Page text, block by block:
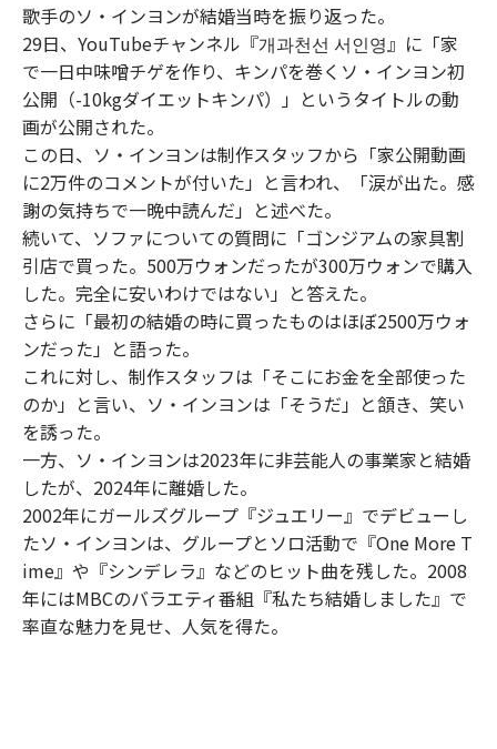
歌手のソ・インヨンが結婚当時を振り返った。
29日、YouTubeチャンネル『개과천선 서인영』に「家
で一日中味噌チゲを作り、キンパを巻くソ・インヨン初
公開（-10kgダイエットキンパ）」というタイトルの動
画が公開された。
この日、ソ・インヨンは制作スタッフから「家公開動画
に2万件のコメントが付いた」と言われ、「涙が出た。感
謝の気持ちで一晩中読んだ」と述べた。
続いて、ソファについての質問に「ゴンジアムの家具割
引店で買った。500万ウォンだったが300万ウォンで購入
した。完全に安いわけではない」と答えた。
さらに「最初の結婚の時に買ったものはほぼ2500万ウォ
ンだった」と語った。
これに対し、制作スタッフは「そこにお金を全部使った
のか」と言い、ソ・インヨンは「そうだ」と頷き、笑い
を誘った。
一方、ソ・インヨンは2023年に非芸能人の事業家と結婚
したが、2024年に離婚した。
2002年にガールズグループ『ジュエリー』でデビューし
たソ・インヨンは、グループとソロ活動で『One More T
ime』や『シンデレラ』などのヒット曲を残した。2008
年にはMBCのバラエティ番組『私たち結婚しました』で
率直な魅力を見せ、人気を得た。